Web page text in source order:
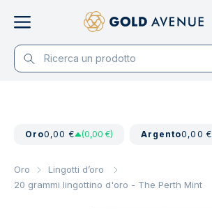
Oro0,00 € (0,00 €) Argento0,00 €
Oro
Lingotti d’oro
20 grammi lingottino d'oro - The Perth Mint